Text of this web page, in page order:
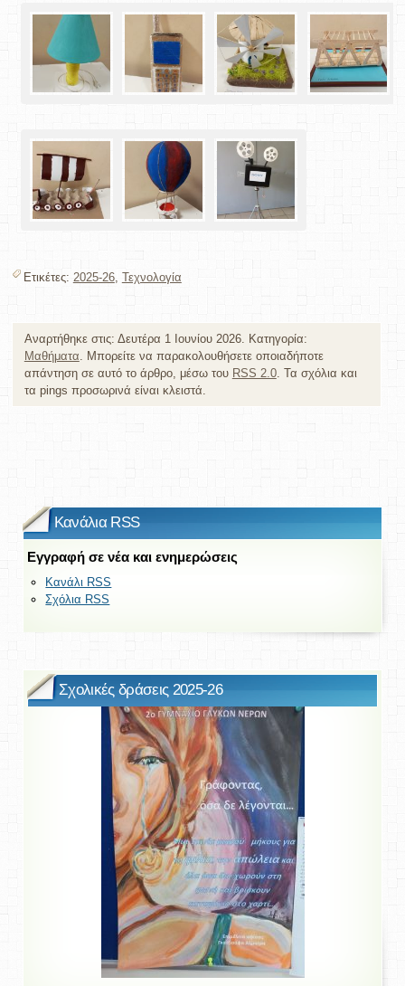
Ετικέτες: 2025-26, Τεχνολογία
Αναρτήθηκε στις: Δευτέρα 1 Ιουνίου 2026. Κατηγορία:
Μαθήματα . Μπορείτε να παρακολουθήσετε οποιαδήποτε
απάντηση σε αυτό το άρθρο, μέσω του RSS 2.0. Τα σχόλια και
τα pings προσωρινά είναι κλειστά.
Κανάλια RSS
Εγγραφή σε νέα και ενημερώσεις
Κανάλι RSS
Σχόλια RSS
Σχολικές δράσεις 2025-26